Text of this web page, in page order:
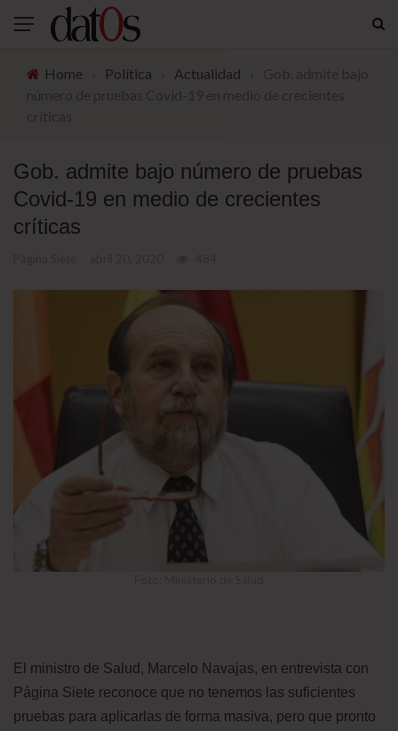
Home Política Actualidad
Gob. admite bajo número de pruebas
Covid-19 en medio de crecientes
críticas
El ministro de Salud, Marcelo Navajas, en entrevista con
Página Siete reconoce que no tenemos las suficientes
pruebas para aplicarlas de forma masiva, pero que pronto